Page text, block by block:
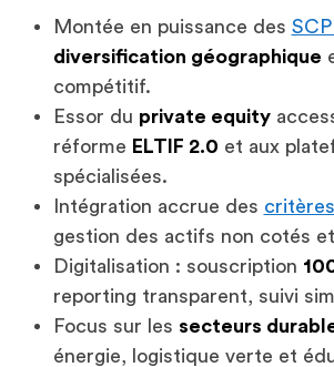
Montée en puissance des
diversification géographique
compétitif.
Essor du private equity
réforme ELTIF 2.0 et aux
spécialisées.
Intégration accrue des
gestion des actifs non cotés
Digitalisation : souscription
reporting transparent, suivi
Focus sur les secteurs
énergie, logistique verte et